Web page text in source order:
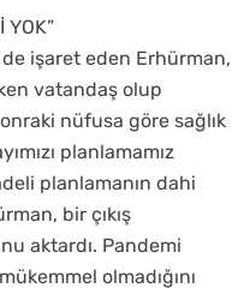
YOK”
işaret eden Erhürman,
vatandaş olup
nüfusa göre sağlık
planlamamız
planlamanın dahi
bir çıkış
aktardı. Pandemi
olmadığını